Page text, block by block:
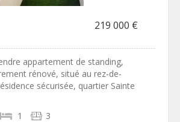
219 000 €
appartement de standing,
rénové, situé au rez-de-
sécurisée, quartier Sainte
1 3